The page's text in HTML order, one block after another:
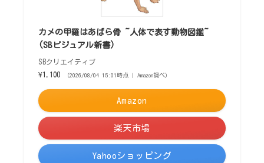
カメの甲羅はあばら骨 ~人体で表す動物図鑑~
(SBビジュアル新書)
SBクリエイティブ
¥1,100
（2026/08/04 15:01時点 | Amazon調べ）
Amazon
楽天市場
Yahooショッピング